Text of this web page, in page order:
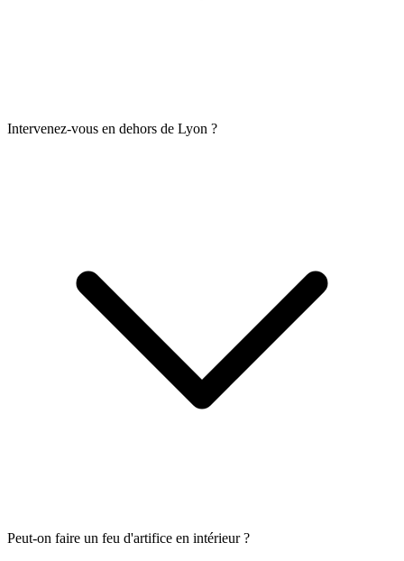
Intervenez-vous en dehors de Lyon ?
Peut-on faire un feu d'artifice en intérieur ?